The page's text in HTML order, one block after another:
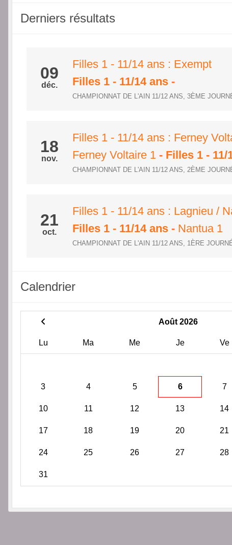
Derniers résultats
09
déc.
Filles 1 - 11/14 ans : Exempt
Filles 1 - 11/14 ans -
CHAMPIONNAT DE L'AIN 11/12 ANS, 3ÈME
18
nov.
Filles 1 - 11/14 ans : Ferney
Ferney Voltaire 1 - Filles 1 - 11/
CHAMPIONNAT DE L'AIN 11/12 ANS, 2ÈME
21
oct.
Filles 1 - 11/14 ans : Lagnieu /
Filles 1 - 11/14 ans - Nantua 1
CHAMPIONNAT DE L'AIN 11/12 ANS, 1ÈRE
Calendrier
Août 2026
Lu Ma Me Je Ve
3 4 5 6 7
10 11 12 13 14
17 18 19 20 21
24 25 26 27 28
31